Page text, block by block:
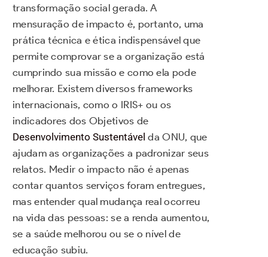
transformação social gerada. A
mensuração de impacto é, portanto, uma
prática técnica e ética indispensável que
permite comprovar se a organização está
cumprindo sua missão e como ela pode
melhorar. Existem diversos frameworks
internacionais, como o IRIS+ ou os
indicadores dos Objetivos de
Desenvolvimento Sustentável da ONU, que
ajudam as organizações a padronizar seus
relatos. Medir o impacto não é apenas
contar quantos serviços foram entregues,
mas entender qual mudança real ocorreu
na vida das pessoas: se a renda aumentou,
se a saúde melhorou ou se o nível de
educação subiu.